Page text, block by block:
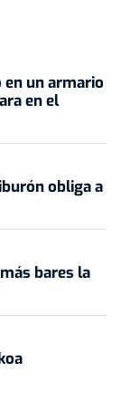
en un armario
en el
obliga a
bares la